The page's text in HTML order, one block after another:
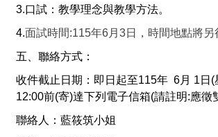
3.口試：教學理念與教學方法。
4.面試時間:115年6月3日，時間地點將另
五、聯絡方式：
收件截止日期：即日起至115年 6月 1 日 (
12:00前(寄)達下列電子信箱(請註明:應徵
聯絡人：藍筱筑小姐